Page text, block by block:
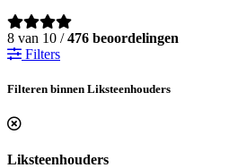
8 van 10 /476 beoordelingen
Filters
Filteren binnen Liksteenhouders
Liksteenhouders